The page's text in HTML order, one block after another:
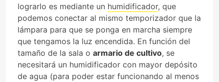
lograrlo es mediante un humidificador, que
podemos conectar al mismo temporizador que la
lámpara para que se ponga en marcha siempre
que tengamos la luz encendida. En función del
tamaño de la sala o armario de cultivo, se
necesitará un humidificador con mayor depósito
de agua (para poder estar funcionando al menos